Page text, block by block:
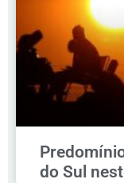
do Sul